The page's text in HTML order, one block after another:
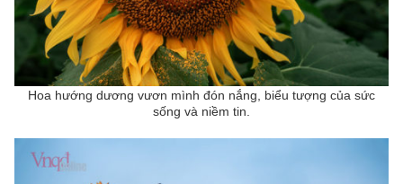
Hoa hướng dương vươn mình đón nắng, biểu tượng của sức
sống và niềm tin.